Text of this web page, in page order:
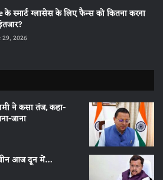
के स्मार्ट ग्लासेस के लिए फैन्स को कितना करना
29, 2026
ने कसा तंज, कहा-
जाना
नवीन आज दून में…